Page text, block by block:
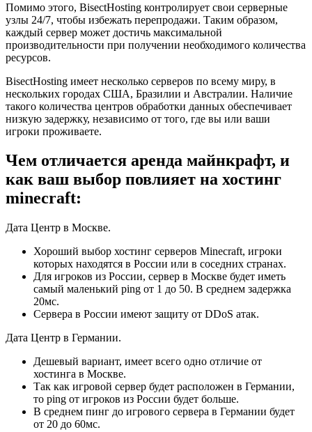
Помимо этого, BisectHosting контролирует свои серверные
узлы 24/7, чтобы избежать перепродажи. Таким образом,
каждый сервер может достичь максимальной
производительности при получении необходимого количества
ресурсов.
BisectHosting имеет несколько серверов по всему миру, в
нескольких городах США, Бразилии и Австралии. Наличие
такого количества центров обработки данных обеспечивает
низкую задержку, независимо от того, где вы или ваши
игроки проживаете.
Чем отличается аренда майнкрафт, и
как ваш выбор повлияет на хостинг
minecraft:
Дата Центр в Москве.
Хороший выбор хостинг серверов Minecraft, игроки
которых находятся в России или в соседних странах.
Для игроков из России, сервер в Москве будет иметь
самый маленький ping от 1 до 50. В среднем задержка
20мс.
Сервера в России имеют защиту от DDoS атак.
Дата Центр в Германии.
Дешевый вариант, имеет всего одно отличие от
хостинга в Москве.
Так как игровой сервер будет расположен в Германии,
то ping от игроков из России будет больше.
В среднем пинг до игрового сервера в Германии будет
от 20 до 60мс.